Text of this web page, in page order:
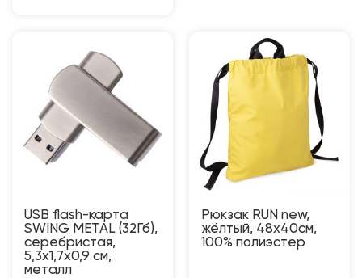
USB flash-карта
SWING METAL (32Гб),
серебристая,
5,3х1,7х0,9 см,
металл
Рюкзак RUN new,
жёлтый, 48х40см,
100% полиэстер